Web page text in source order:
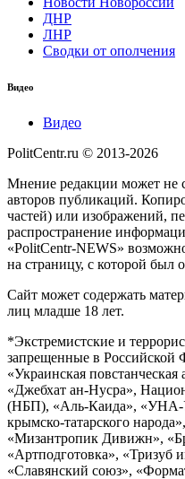
ДНР
ЛНР
Сводки от ополчения
Видео
Видео
PolitCentr.ru © 2013-2026
Мнение редакции может не
авторов публикаций.
частей) или изображений,
распространение
«PolitCentr-NEWS»
на страницу, с которой был
Сайт может содержать
лиц младше 18 лет.
*Экстремистские и
запрещенные в Российской
«Украинская
«Джебхат ан-Нусра»,
(НБП), «Аль-Каида»,
крымско-татарского
«Мизантропик Дивижн»,
«Артподготовка»,
«Славянский союз»,